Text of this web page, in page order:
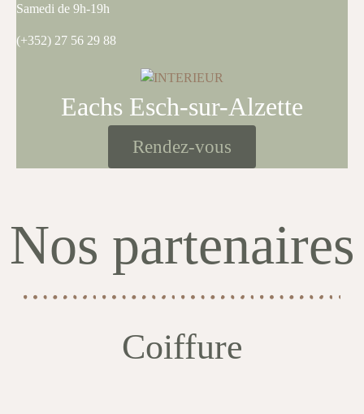
Samedi de 9h-19h
(+352) 27 56 29 88
Eachs Esch-sur-Alzette
Rendez-vous
Nos partenaires
Coiffure